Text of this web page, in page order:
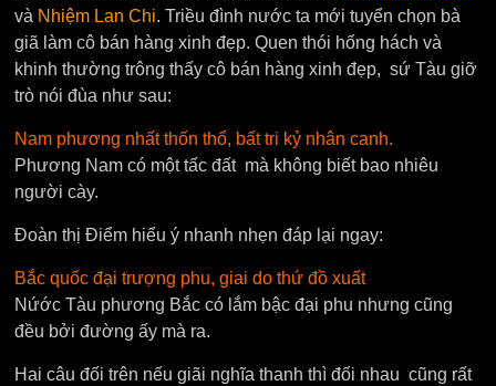
và Nhiệm Lan Chi. Triều đình nước ta mới tuyển chọn bà
giã làm cô bán hàng xinh đẹp. Quen thói hống hách và
khinh thường trông thấy cô bán hàng xinh đẹp, sứ Tàu giỡ
trò nói đùa như sau:
Nam phương nhất thốn thổ, bất tri kỷ nhân canh.
Phương Nam có một tấc đất mà không biết bao nhiêu
người cày.
Đoàn thị Điểm hiểu ý nhanh nhẹn đáp lại ngay:
Bắc quốc đại trượng phu, giai do thứ đồ xuất
Nứớc Tàu phương Bắc có lắm bậc đại phu nhưng cũng
đều bởi đường ấy mà ra.
Hai câu đối trên nếu giãi nghĩa thanh thì đối nhau cũng rất